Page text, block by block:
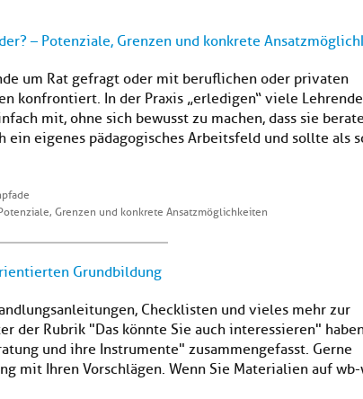
– Potenziale, Grenzen und konkrete
um Rat gefragt oder mit beruflichen oder privaten
konfrontiert. In der Praxis „erledigen“ viele
mit, ohne sich bewusst zu machen, dass sie
ein eigenes pädagogisches Arbeitsfeld und sollte als
Grenzen und konkrete Ansatzmöglichkeiten
Grundbildung
Checklisten und vieles mehr zur
der Rubrik "Das könnte Sie auch interessieren"
und ihre Instrumente" zusammengefasst. Gerne
mit Ihren Vorschlägen. Wenn Sie Materialien auf